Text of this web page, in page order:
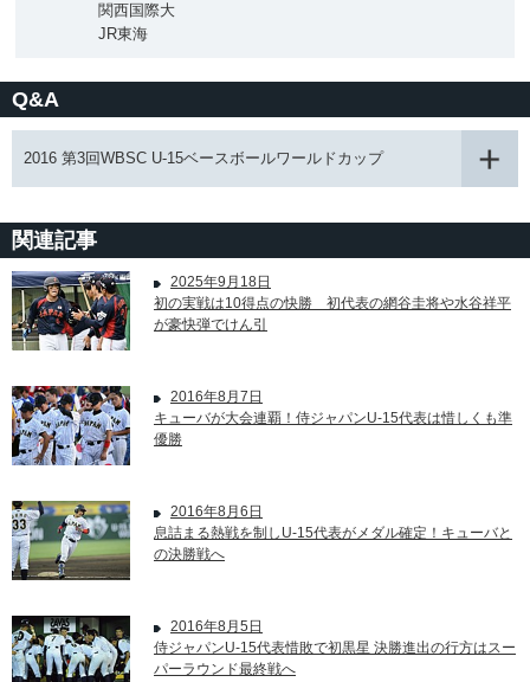
関西国際大
JR東海
Q&A
2016 第3回WBSC U-15ベースボールワールドカップ
関連記事
2025年9月18日
初の実戦は10得点の快勝 初代表の網谷圭将や水谷祥平
が豪快弾でけん引
2016年8月7日
キューバが大会連覇！侍ジャパンU-15代表は惜しくも準
優勝
2016年8月6日
息詰まる熱戦を制しU-15代表がメダル確定！キューバと
の決勝戦へ
2016年8月5日
侍ジャパンU-15代表惜敗で初黒星 決勝進出の行方はスー
パーラウンド最終戦へ